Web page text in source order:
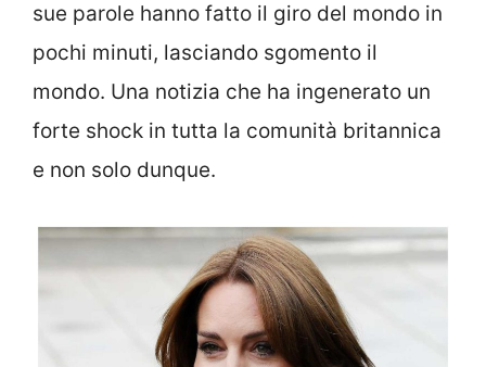
sue parole hanno fatto il giro del mondo in
pochi minuti, lasciando sgomento il
mondo. Una notizia che ha ingenerato un
forte shock in tutta la comunità britannica
e non solo dunque.